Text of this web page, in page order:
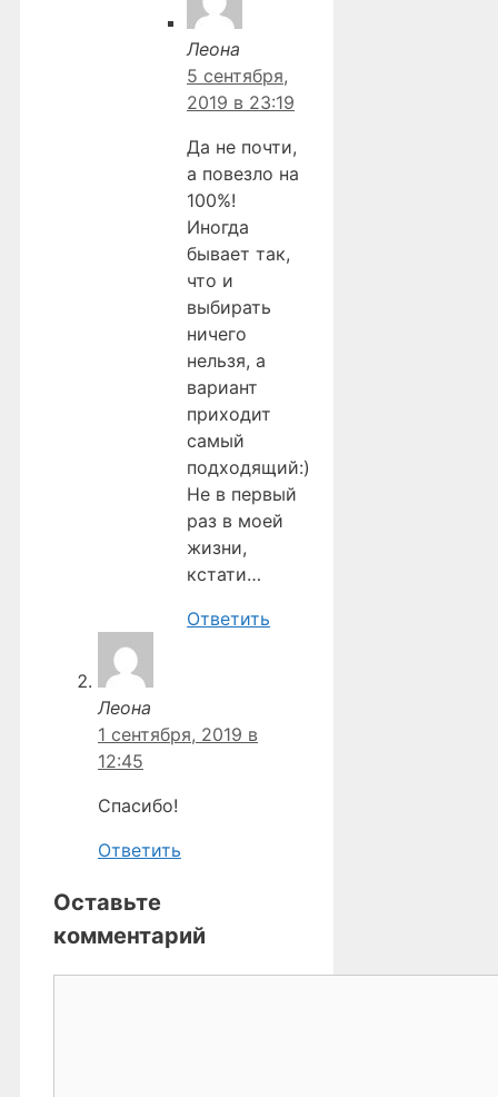
Леона
5 сентября,
2019 в 23:19
Да не почти,
а повезло на
100%!
Иногда
бывает так,
что и
выбирать
ничего
нельзя, а
вариант
приходит
самый
подходящий:)
Не в первый
раз в моей
жизни,
кстати…
Ответить
Леона
1 сентября, 2019 в
12:45
Спасибо!
Ответить
Оставьте
комментарий